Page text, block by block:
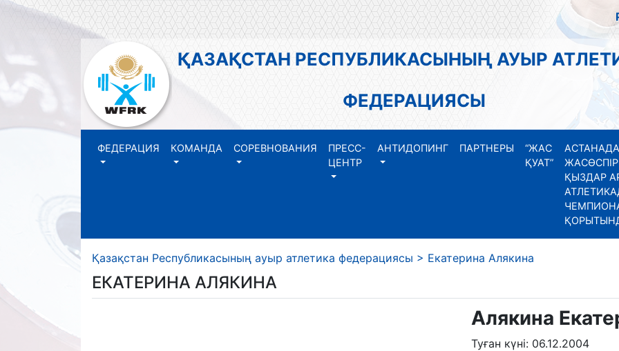
ҚАЗАҚСТАН РЕСПУБЛИКАСЫНЫҢ АУЫР
ФЕДЕРАЦИЯСЫ
ФЕДЕРАЦИЯ КОМАНДА СОРЕВНОВАНИЯ
ПРЕСС-
ЦЕНТР
АНТИДОПИНГ ПАРТНЕРЫ
“ЖАС
ҚУАТ”
ҚЫЗДАР
Қазақстан Республикасының ауыр атлетика федерациясы > Екатерина Алякина
ЕКАТЕРИНА АЛЯКИНА
Алякина
Туған күні: 06.12.2004